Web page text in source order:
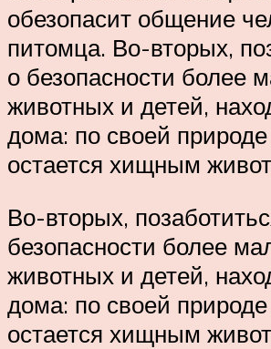
обезопасит общение
питомца. Во-вторых,
о безопасности более
животных и детей,
дома: по своей
остается хищным
Во-вторых,
безопасности более
животных и детей,
дома: по своей
остается хищным